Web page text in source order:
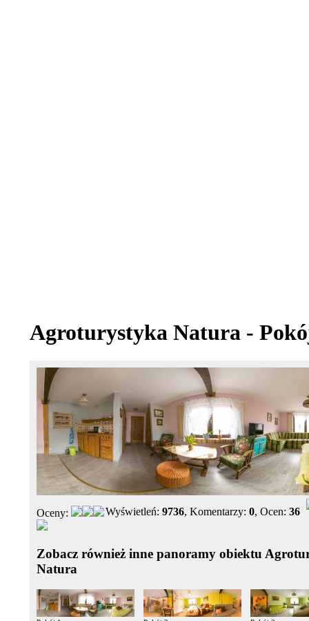
Agroturystyka Natura -
Oceny: Wyświetleń: 9736, Komentarzy: 0, Ocen: 36
Zobacz również inne panoramy obiektu
Natura